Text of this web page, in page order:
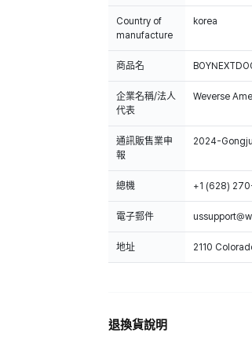
Country of
manufacture
korea
商品名
企業名稱/法人
代表
Weverse
通訊販售業申
報
2024-
總機 +1 (628)
電子郵件
地址 2110
退換貨說明